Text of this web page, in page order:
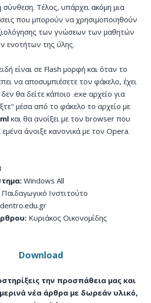
σύνθεση. Τέλος, υπάρχει ακόμη μια
που μπορούν να χρησιμοποιηθούν
των γνώσεων των μαθητών
ενοτήτων της ύλης.
είναι σε Flash μορφή και όταν το
να αποσυμπιέσετε τον φάκελο, έχει
δεν θα δείτε κάποιο .exe αρχείο για
μέσα από το φάκελο το αρχείο με
και θα ανοίξει με τον browser που
εμένα άνοιξε κανονικά με τον Opera.
Windows All
Παιδαγωγικό Ινστιτούτο
Κυριάκος Οικονομίδης
Download
την προσπάθεια μας και
νέα άρθρα με δωρεάν υλικό,